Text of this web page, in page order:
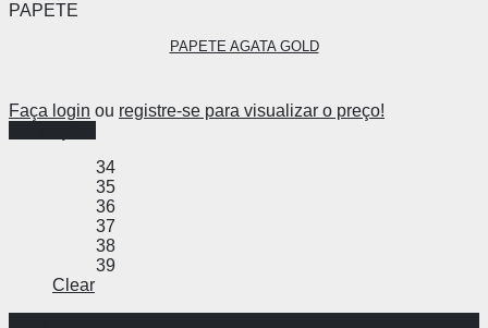
PAPETE
PAPETE AGATA GOLD
Faça login ou registre-se para visualizar o preço!
34
35
36
37
38
39
Clear